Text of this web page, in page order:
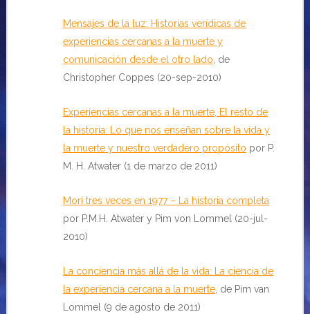
Mensajes de la luz: Historias verídicas de
experiencias cercanas a la muerte y
comunicación desde el otro lado , de
Christopher Coppes (20-sep-2010)
Experiencias cercanas a la muerte, El resto de
la historia: Lo que nos enseñan sobre la vida y
la muerte y nuestro verdadero propósito por P.
M. H. Atwater (1 de marzo de 2011)
Morí tres veces en 1977 – La historia completa
por P.M.H. Atwater y Pim von Lommel (20-jul-
2010)
La conciencia más allá de la vida: La ciencia de
la experiencia cercana a la muerte, de Pim van
Lommel (9 de agosto de 2011)